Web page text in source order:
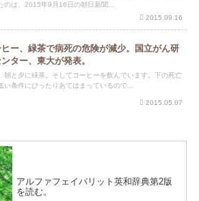
のは、2015年9月16日の朝日新聞...
2015.09.16
ヒー、緑茶で病死の危険が減少。国立がん研
ター、東大が発表。
朝と夕に緑茶。そしてコーヒーを飲んでいます。下の死亡
い条件にぴったりあてはまっているので...
2015.05.07
アルファフェイバリット英和辞典第2版
を読む。